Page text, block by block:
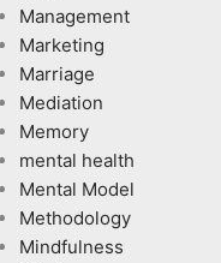
Management
Marketing
Marriage
Mediation
Memory
mental health
Mental Model
Methodology
Mindfulness